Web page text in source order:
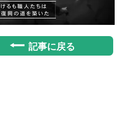
記事に戻る